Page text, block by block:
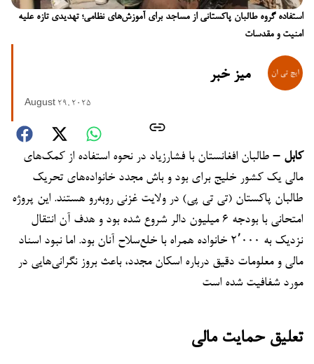
استفاده گروه‌ طالبان پاکستانی از مساجد برای آموزش‌های نظامی؛ تهدیدی تازه علیه
امنیت و مقدسات
میز خبر
August 29, 2025
کابل – طالبان افغانستان با فشارزیاد در نحوه استفاده از کمک‌های
مالی یک کشور خلیج برای بود و باش مجدد خانواده‌های تحریک
طالبان پاکستان (تی تی پی) در ولایت غزنی روبه‌رو هستند. این پروژه
امتحانی با بودجه ۶ میلیون دالر شروع شده بود و هدف آن انتقال
نزدیک به ۲٬۰۰۰ خانواده همراه با خلع‌سلاح آنان بود. اما نبود اسناد
مالی و معلومات دقیق درباره اسکان مجدد، باعث بروز نگرانی‌هایی در
مورد شفافیت شده است
تعلیق حمایت مالی